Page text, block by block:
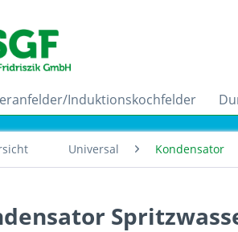
Induktionskochfelder
Universal Kondensator